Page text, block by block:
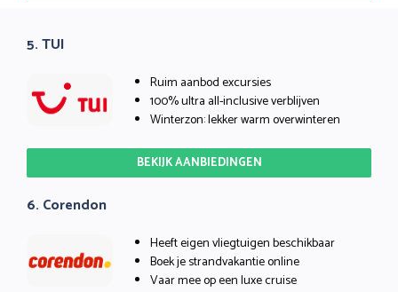
5. TUI
Ruim aanbod excursies
100% ultra all-inclusive verblijven
Winterzon: lekker warm overwinteren
BEKIJK AANBIEDINGEN
6. Corendon
Heeft eigen vliegtuigen beschikbaar
Boek je strandvakantie online
Vaar mee op een luxe cruise